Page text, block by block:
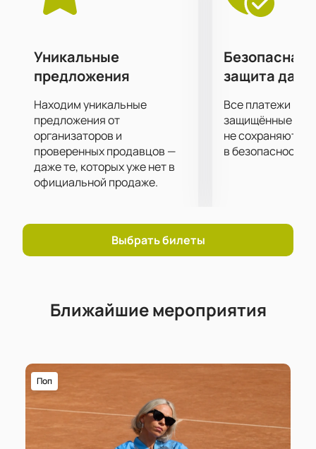
Большие экраны за сценой помогут рассмотреть
подробностях.
Уникальные
предложения
Находим уникальные
предложения от
организаторов и
проверенных продавцов —
даже те, которых уже нет в
официальной продаже.
Безопасная
защита
Все платежи
защищённые
не сохраняются
в безопасности.
Выбрать билеты
Ближайшие мероприятия
Поп